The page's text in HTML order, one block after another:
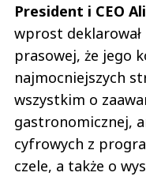
President i CEO
wprost
prasowej, że jego
najmocniejszych
wszystkim o
gastronomicznej,
cyfrowych z
czele, a także o